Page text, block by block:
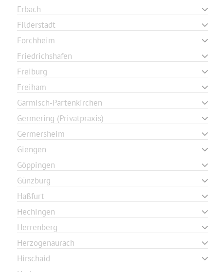
Erbach
Filderstadt
Forchheim
Friedrichshafen
Freiburg
Freiham
Garmisch-Partenkirchen
Germering (Privatpraxis)
Germersheim
Giengen
Göppingen
Günzburg
Haßfurt
Hechingen
Herrenberg
Herzogenaurach
Hirschaid